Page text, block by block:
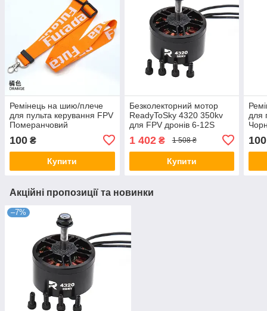
Ремінець на шию/плече
для пульта керування FPV
Померанчовий
100 ₴
Купити
Безколекторний мотор
ReadyToSky 4320 350kv
для FPV дронів 6-12S
1 402₴ 1 508 ₴
Купити
для
100
Акційні пропозиції та новинки
–7%